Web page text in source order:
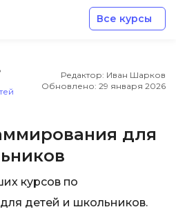
Все курсы
Редактор: Иван Шарков
Обновлено: 29 января 2026
для
курсов по
детей и школьников.